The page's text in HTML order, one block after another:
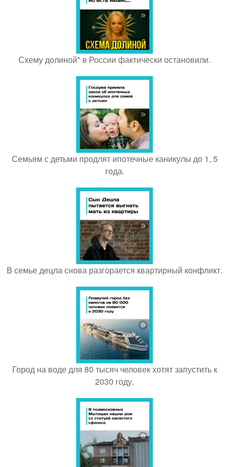
Схему долиной" в России фактически остановили.
Семьям с детьми продлят ипотечные каникулы до 1, 5
года.
В семье децла снова разгорается квартирный конфликт.
Город на воде для 80 тысяч человек хотят запустить к
2030 году.